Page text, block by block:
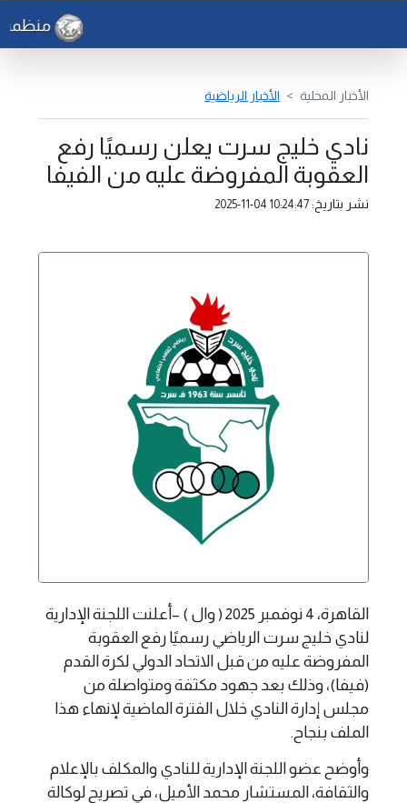
منظمة
الأخبار المحلية الأخبار الرياضية
نادي خليج سرت يعلن رسميًا رفع
العقوبة المفروضة عليه من الفيفا
نشر بتاريخ: 2025-11-04 10:24:47
القاهرة، 4 نوفمبر 2025 ( وال ) –أعلنت اللجنة الإدارية
لنادي خليج سرت الرياضي رسميًا رفع العقوبة
المفروضة عليه من قبل الاتحاد الدولي لكرة القدم
(فيفا)، وذلك بعد جهود مكثفة ومتواصلة من
مجلس إدارة النادي خلال الفترة الماضية لإنهاء هذا
الملف بنجاح.
وأوضح عضو اللجنة الإدارية للنادي والمكلف بالإعلام
والثقافة، المستشار محمد الأميل، في تصريح لوكالة